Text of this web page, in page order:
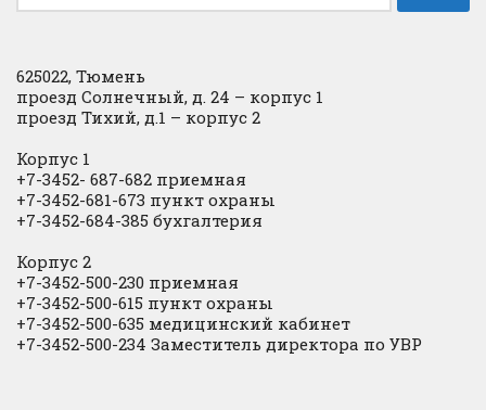
625022, Тюмень
проезд Солнечный, д. 24 – корпус 1
проезд Тихий, д.1 – корпус 2
Корпус 1
+7-3452- 687-682 приемная
+7-3452-681-673 пункт охраны
+7-3452-684-385 бухгалтерия
Корпус 2
+7-3452-500-230 приемная
+7-3452-500-615 пункт охраны
+7-3452-500-635 медицинский кабинет
+7-3452-500-234 Заместитель директора по УВР